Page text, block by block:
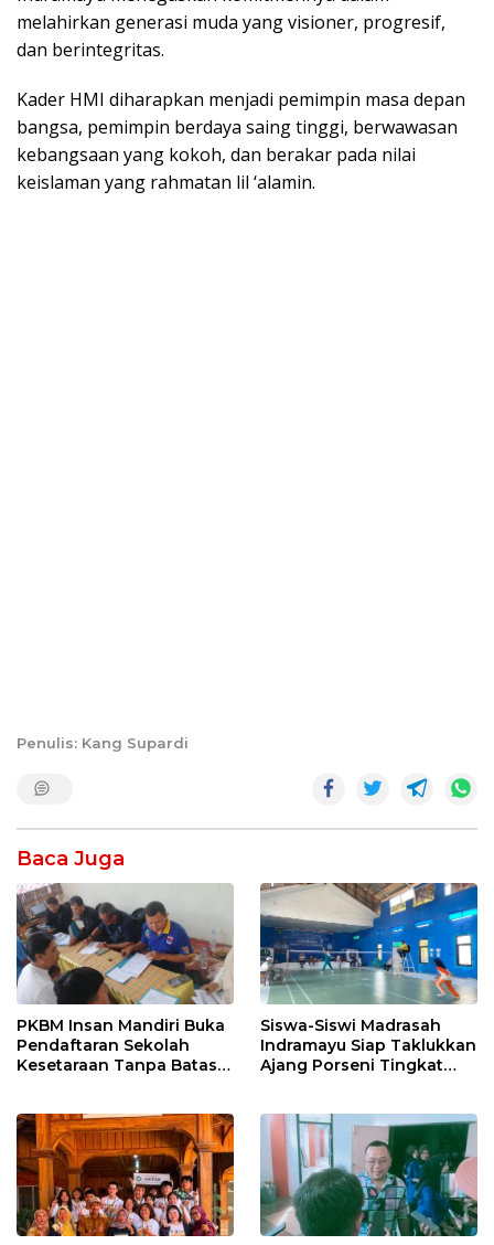
melahirkan generasi muda yang visioner, progresif,
dan berintegritas.
Kader HMI diharapkan menjadi pemimpin masa depan
bangsa, pemimpin berdaya saing tinggi, berwawasan
kebangsaan yang kokoh, dan berakar pada nilai
keislaman yang rahmatan lil ‘alamin.
Penulis: Kang Supardi
Baca Juga
PKBM Insan Mandiri Buka
Pendaftaran Sekolah
Kesetaraan Tanpa Batas
Siswa-Siswi Madrasah
Indramayu Siap Taklukkan
Ajang Porseni Tingkat